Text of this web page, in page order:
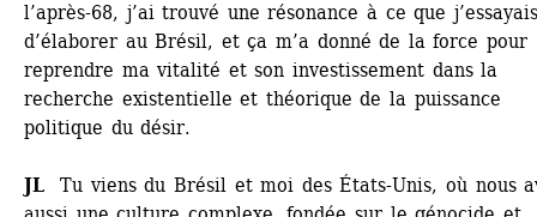
l’après-68, j’ai trouvé une résonance à ce que j’essayais
d’élaborer au Brésil, et ça m’a donné de la force pour
reprendre ma vitalité et son investissement dans la
recherche existentielle et théorique de la puissance
politique du désir.
JL Tu viens du Brésil et moi des États-Unis, où nous